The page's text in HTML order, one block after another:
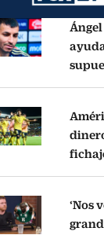
in new
in new
‘Nos